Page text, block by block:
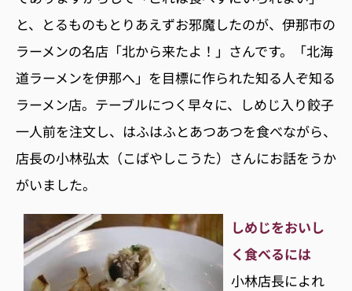
と、とるものもとりあえずお邪魔したのが、伊那市の
ラーメンの名店「北から来たよ！」さんです。「北海
道ラーメンを伊那へ」を目標に作られた知る人ぞ知る
ラーメン店。テーブルにつく早々に、しめじ入り餃子
一人前を注文し、はふはふとあつあつを食べながら、
店長の小林弘太（こばやしこうた）さんにお話をうか
がいました。
しめじをおいし
く食べるには
小林店長によれ